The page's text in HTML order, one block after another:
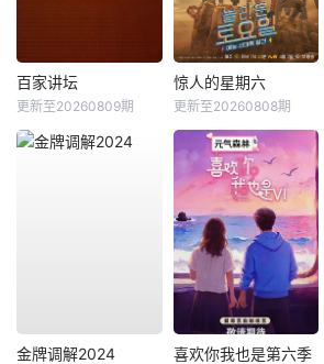
百家讲坛
更新至20260809期
惊人的星期六
更新至20260808期
金牌调解2024 喜欢你我也是第六季